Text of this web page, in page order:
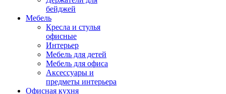
бейджей
Мебель
Кресла и стулья
офисные
Интерьер
Мебель для детей
Мебель для офиса
Аксессуары и
предметы интерьера
Офисная кухня